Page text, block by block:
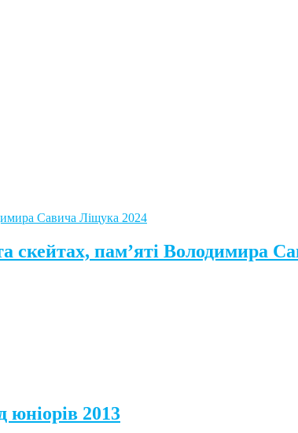
скейтах, пам’яті Володимира
юніорів 2013